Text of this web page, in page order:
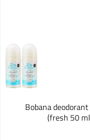
Bobana
fresh 50